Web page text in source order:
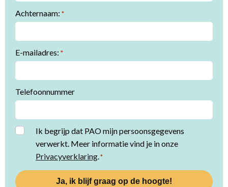
Achternaam: *
E-mailadres: *
Telefoonnummer
InstemmingIk begrijp dat PAO mijn persoonsgegevens
verwerkt. Meer informatie vind je in onze
Privacyverklaring *